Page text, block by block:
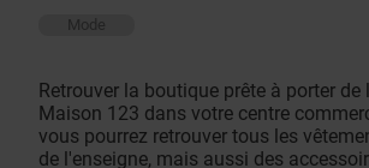
Mode
Retrouver la boutique prête à porter de
Maison 123 dans votre centre
vous pourrez retrouver tous les
de l'enseigne, mais aussi des